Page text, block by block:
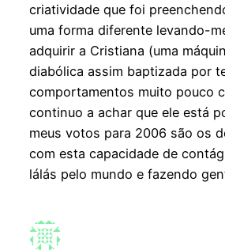
criatividade que foi
uma forma diferente levando-
adquirir a Cristiana (uma
diabólica assim baptizada por
comportamentos muito pouco
continuo a achar que ele está
meus votos para 2006 são os
com esta capacidade de
lálás pelo mundo e fazendo